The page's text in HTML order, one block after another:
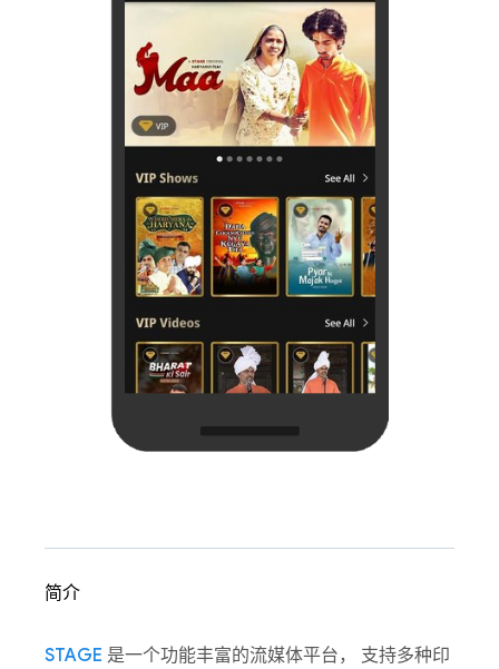
简介
STAGE 是一个功能丰富的流媒体平台， 支持多种印